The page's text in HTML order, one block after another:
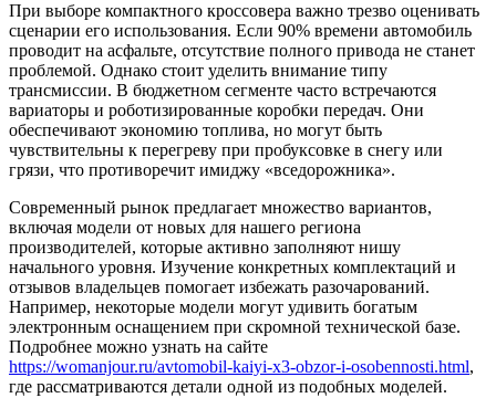
При выборе компактного кроссовера важно трезво оценивать
сценарии его использования. Если 90% времени автомобиль
проводит на асфальте, отсутствие полного привода не станет
проблемой. Однако стоит уделить внимание типу
трансмиссии. В бюджетном сегменте часто встречаются
вариаторы и роботизированные коробки передач. Они
обеспечивают экономию топлива, но могут быть
чувствительны к перегреву при пробуксовке в снегу или
грязи, что противоречит имиджу «вседорожника».
Современный рынок предлагает множество вариантов,
включая модели от новых для нашего региона
производителей, которые активно заполняют нишу
начального уровня. Изучение конкретных комплектаций и
отзывов владельцев помогает избежать разочарований.
Например, некоторые модели могут удивить богатым
электронным оснащением при скромной технической базе.
Подробнее можно узнать на сайте
https://womanjour.ru/avtomobil-kaiyi-x3-obzor-i-osobennosti.html,
где рассматриваются детали одной из подобных моделей.